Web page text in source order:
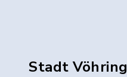
Stadt